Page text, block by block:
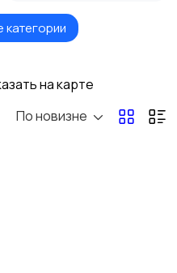
Головные уборы
категории
на карте
По новизне